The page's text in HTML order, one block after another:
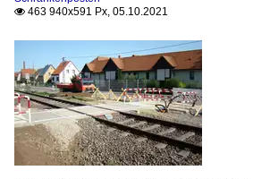
 463 940x591 Px, 05.10.2021